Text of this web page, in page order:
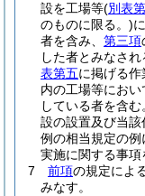
設を工場等(別表
のものに限る。)
者を含み、 第三項
した者とみなさ
表第五に掲げる
内の工場等にお
している者を含む
設の設置及び当
例の相当規定の
実施に関する事項
7
前項の規定によ
みなす。